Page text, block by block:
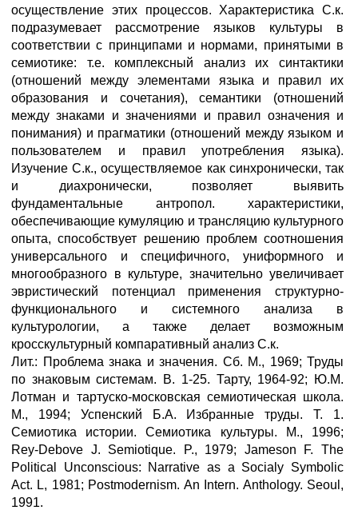
осуществление этих процессов. Характеристика С.к.
подразумевает рассмотрение языков культуры в
соответствии с принципами и нормами, принятыми в
семиотике: т.е. комплексный анализ их синтактики
(отношений между элементами языка и правил их
образования и сочетания), семантики (отношений
между знаками и значениями и правил означения и
понимания) и прагматики (отношений между языком и
пользователем и правил употребления языка).
Изучение С.к., осуществляемое как синхронически, так
и диахронически, позволяет выявить
фундаментальные антропол. характеристики,
обеспечивающие кумуляцию и трансляцию культурного
опыта, способствует решению проблем соотношения
универсального и специфичного, униформного и
многообразного в культуре, значительно увеличивает
эвристический потенциал применения структурно-
функционального и системного анализа в
культурологии, а также делает возможным
кросскультурный компаративный анализ С.к.
Лит.: Проблема знака и значения. Сб. М., 1969; Труды
по знаковым системам. В. 1-25. Тарту, 1964-92; Ю.М.
Лотман и тартуско-московская семиотическая школа.
М., 1994; Успенский Б.А. Избранные труды. Т. 1.
Семиотика истории. Семиотика культуры. М., 1996;
Rey-Debove J. Semiotique. P., 1979; Jameson F. The
Political Unconscious: Narrative as a Socialy Symbolic
Act. L, 1981; Postmodernism. An Intern. Anthology. Seoul,
1991.